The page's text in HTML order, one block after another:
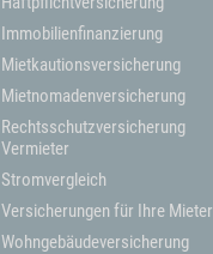
Immobilienfinanzierung
Mietkautionsversicherung
Mietnomadenversicherung
Rechtsschutzversicherung
Vermieter
Stromvergleich
Versicherungen für Ihre Mieter
Wohngebäudeversicherung